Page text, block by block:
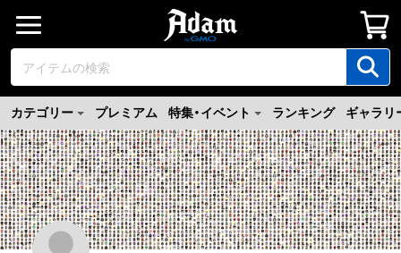
カテゴリー プレミアム 特集・イベント ランキング ギャラリ